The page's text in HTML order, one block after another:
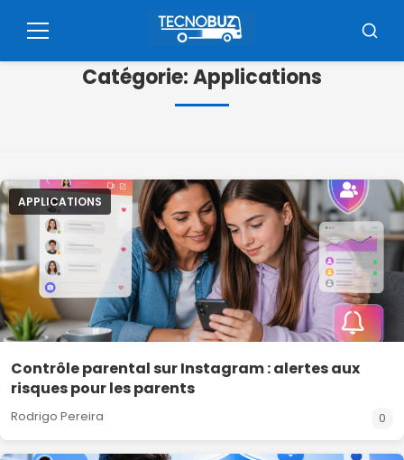
pourMenu
Catégorie:Applications
APPLICATIONS
Contrôle parental sur Instagram : alertes aux
risques pour les parents
Rodrigo Pereira 0